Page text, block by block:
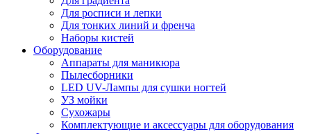
Для росписи и лепки
Для тонких линий и френча
Наборы кистей
Оборудование
Аппараты для маникюра
Пылесборники
LED UV-Лампы для сушки ногтей
УЗ мойки
Сухожары
Комплектующие и аксессуары для оборудования